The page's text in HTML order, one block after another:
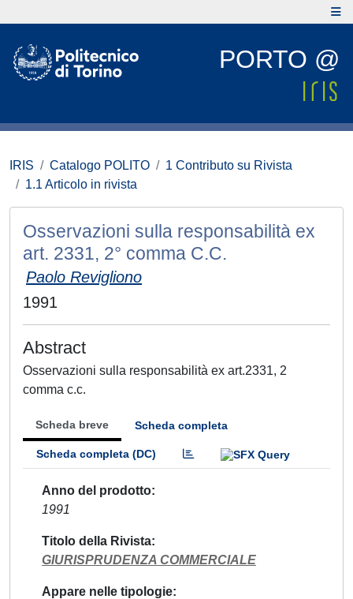
PORTO @
IRIS Catalogo POLITO
1 Contributo su Rivista
1.1 Articolo in rivista
Osservazioni sulla responsabilità ex
art. 2331, 2° comma C.C.
Paolo Revigliono
1991
Abstract
Osservazioni sulla responsabilità ex art.2331, 2
comma c.c.
Scheda breve Scheda completa
Scheda completa (DC)
Anno del prodotto
1991
Titolo della Rivista
GIURISPRUDENZA COMMERCIALE
Appare nelle tipologie